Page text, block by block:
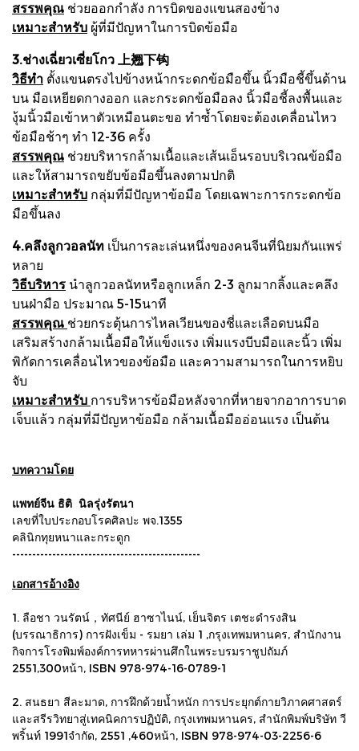
สรรพคุณ ช่วยออกกำลัง การบิดของแขนสองข้าง
เหมาะสำหรับ ผู้ที่มีปัญหาในการบิดข้อมือ
3.ช่างเฉี่ยวเซี่ยโกว 上翘下钩
วิธีทำ ตั้งแขนตรงไปข้างหน้ากระดกข้อมือขึ้น นิ้วมือชี้ขึ้นด้าน
บน มือเหยียดกางออก และกระดกข้อมือลง นิ้วมือชี้ลงพื้นและ
งุ้มนิ้วมือเข้าหาตัวเหมือนตะขอ ทำซ้ำโดยจะต้องเคลื่อนไหว
ข้อมือช้าๆ ทำ 12-36 ครั้ง
สรรพคุณ ช่วยบริหารกล้ามเนื้อและเส้นเอ็นรอบบริเวณข้อมือ
และให้สามารถขยับข้อมือขึ้นลงตามปกติ
เหมาะสำหรับ กลุ่มที่มีปัญหาข้อมือ โดยเฉพาะการกระดกข้อ
มือขึ้นลง
4.คลึงลูกวอลนัท เป็นการละเล่นหนึ่งของคนจีนที่นิยมกันแพร่
หลาย
วิธีบริหาร นำลูกวอลนัทหรือลูกเหล็ก 2-3 ลูกมากลิ้งและคลึง
บนฝ่ามือ ประมาณ 5-15นาที
สรรพคุณ ช่วยกระตุ้นการไหลเวียนของชี่และเลือดบนมือ
เสริมสร้างกล้ามเนื้อมือให้แข็งแรง เพิ่มแรงบีบมือและนิ้ว เพิ่ม
พิกัดการเคลื่อนไหวของข้อมือ และความสามารถในการหยิบ
จับ
เหมาะสำหรับ การบริหารข้อมือหลังจากที่หายจากอาการบาด
เจ็บแล้ว กลุ่มที่มีปัญหาข้อมือ กล้ามเนื้อมืออ่อนแรง เป็นต้น
บทความโดย
แพทย์จีน ธิติ นิลรุ่งรัตนา
เลขที่ใบประกอบโรคศิลปะ พจ.1355
คลินิกทุยหนาและกระดูก
-----------------------------------------------
เอกสารอ้างอิง
1. ลือชา วนรัตน์，ทัศนีย์ ฮาซาไนน์, เย็นจิตร เตชะดำรงสิน
(บรรณาธิการ) การฝังเข็ม - รมยา เล่ม 1 ,กรุงเทพมหานคร, สำนักงาน
กิจการโรงพิมพ์องค์การทหารผ่านศึกในพระบรมราชูปถัมภ์
2551,300หน้า, ISBN 978-974-16-0789-1
2. สนธยา สีละมาด, การฝึกด้วยน้ำหนัก การประยุกต์กายวิภาคศาสตร์
และสรีรวิทยาสู่เทคนิคการปฏิบัติ, กรุงเทพมหานคร, สำนักพิมพ์บริษัท วี
พริ้นท์ 1991จำกัด, 2551 ,460หน้า, ISBN 978-974-03-2256-6